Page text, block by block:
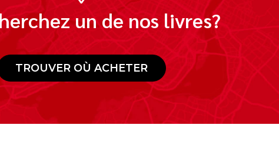
un de nos livres?
TROUVER OÙ ACHETER